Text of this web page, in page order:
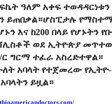
ዓለም አቀፍ ተወዳዳርነቱን
ይጠበቃል።ሆስፒታሉ
እና ከ200 በላይ የሆኑትን
ወደ ኢትዮጵያ
ግርማ ተፈራ አስረድተዋል።
ሁለት አባላት የተጀመረው
ይዟል።